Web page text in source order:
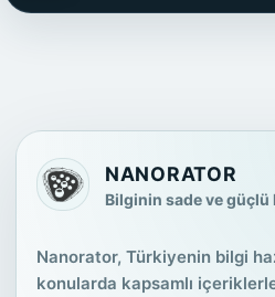
NANORATOR
Bilginin sade ve güçlü
Nanorator, Türkiyenin bilgi
konularda kapsamlı